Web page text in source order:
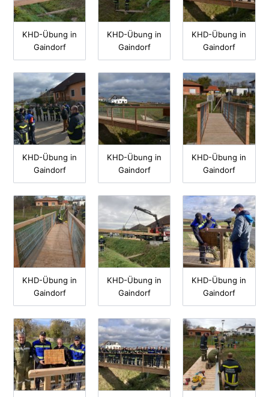
KHD-Übung in
Gaindorf
KHD-Übung in
Gaindorf
KHD-Übung in
Gaindorf
KHD-Übung in
Gaindorf
KHD-Übung in
Gaindorf
KHD-Übung in
Gaindorf
KHD-Übung in
Gaindorf
KHD-Übung in
Gaindorf
KHD-Übung in
Gaindorf